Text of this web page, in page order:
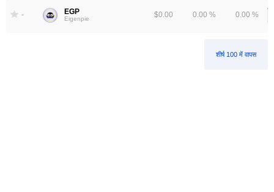
- EGP
Eigenpie $0.00 0.00 % 0.00 %
शीर्ष 100 में वापस